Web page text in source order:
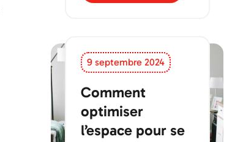
une carte de restaurant
9 septembre 2024
Comment
optimiser
l’espace pour se